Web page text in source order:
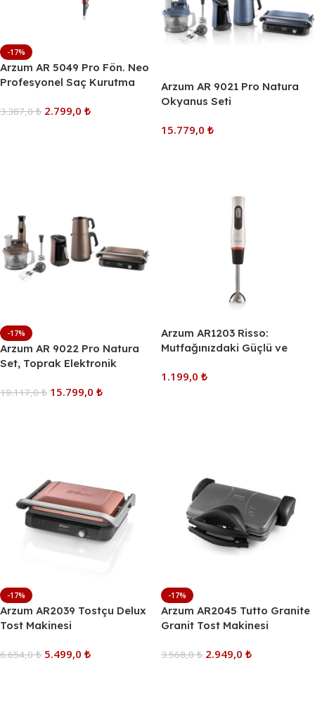
-17%
Arzum AR 5049 Pro Fön. Neo
Profesyonel Saç Kurutma
3.387,0₺ 2.799,0 ₺
Arzum AR 9021 Pro Natura
Okyanus Seti
15.779,0 ₺
-17%
Arzum AR 9022 Pro Natura
Set, Toprak Elektronik
19.117,0₺ 15.799,0 ₺
Arzum AR1203 Risso:
Mutfağınızdaki Güçlü ve
1.199,0 ₺
-17%
Arzum AR2039 Tostçu Delux
Tost Makinesi
6.654,0₺ 5.499,0 ₺
-17%
Arzum AR2045 Tutto Granite
Granit Tost Makinesi
3.568,0₺ 2.949,0 ₺